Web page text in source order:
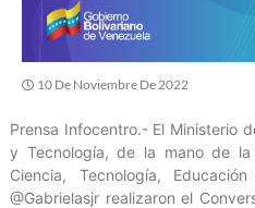
10 De Noviembre De 2022
Prensa Infocentro.- El Ministerio
y Tecnología, de la mano de
Ciencia, Tecnología,
@Gabrielasjr realizaron el